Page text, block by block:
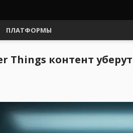
ПЛАТФОРМЫ
контент